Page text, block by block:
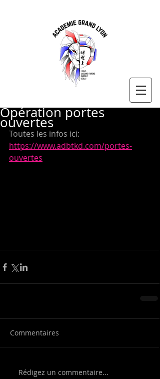
Opération portes
ouvertes
Toutes les infos ici:
https://www.adbtkd.com/portes-
ouvertes
Commentaires
Rédigez un commentaire...